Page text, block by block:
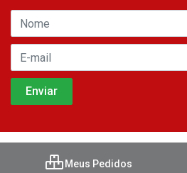
Meus Pedidos